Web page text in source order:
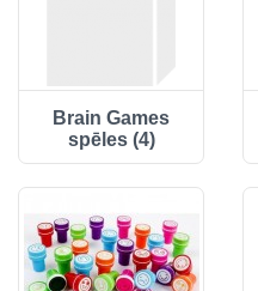
Brain Games
spēles (4)